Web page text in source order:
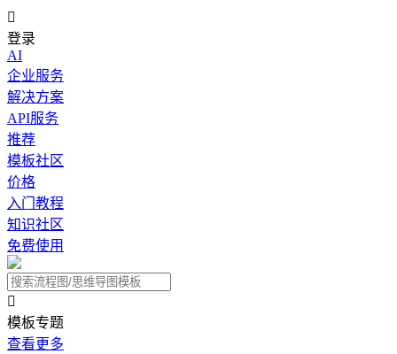

登录
AI
企业服务
解决方案
API服务
推荐
模板社区
价格
入门教程
知识社区
免费使用

模板专题
查看更多